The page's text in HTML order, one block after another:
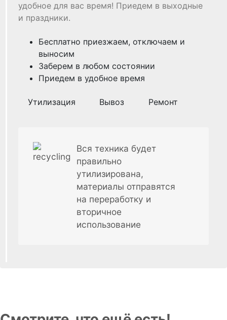
удобное для вас время! Приедем в выходные
и праздники.
Бесплатно приезжаем, отключаем и
выносим
Заберем в любом состоянии
Приедем в удобное время
Утилизация Вывоз Ремонт
Вся техника будет
правильно
утилизирована,
материалы отправятся
на переработку и
вторичное
использование